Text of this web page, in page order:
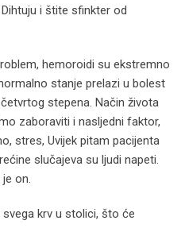
i štite sfinkter od
hemoroidi su ekstremno
stanje prelazi u bolest
stepena. Način života
zaboraviti i nasljedni faktor,
stres, Uvijek pitam pacijenta
slučajeva su ljudi napeti.
on.
krv u stolici, što će